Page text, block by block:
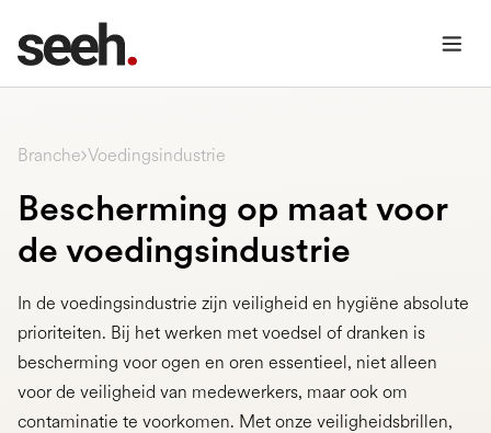
Branche Voedingsindustrie
Bescherming op maat voor
de voedingsindustrie
In de voedingsindustrie zijn veiligheid en hygiëne absolute
prioriteiten. Bij het werken met voedsel of dranken is
bescherming voor ogen en oren essentieel, niet alleen
voor de veiligheid van medewerkers, maar ook om
contaminatie te voorkomen. Met onze veiligheidsbrillen,